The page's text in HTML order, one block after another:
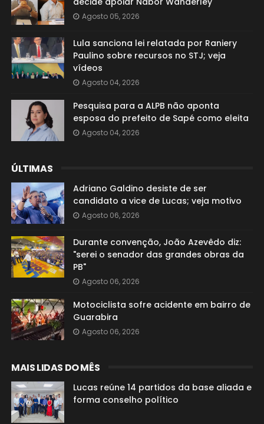
Agosto 05, 2026
Lula sanciona lei relatada por Raniery
Paulino sobre recursos no STJ; veja
vídeos
Agosto 04, 2026
Pesquisa para a ALPB não aponta
esposa do prefeito de Sapé como eleita
Agosto 04, 2026
ÚLTIMAS
Adriano Galdino desiste de ser
candidato a vice de Lucas; veja motivo
Agosto 06, 2026
Durante convenção, João Azevêdo diz:
"serei o senador das grandes obras da
PB"
Agosto 06, 2026
Motociclista sofre acidente em bairro de
Guarabira
Agosto 06, 2026
MAIS LIDAS DO MÊS
Lucas reúne 14 partidos da base aliada e
forma conselho político